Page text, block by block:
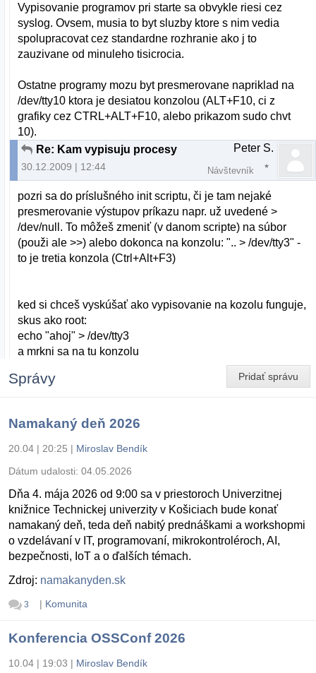
Vypisovanie programov pri starte sa obvykle riesi cez
syslog. Ovsem, musia to byt sluzby ktore s nim vedia
spolupracovat cez standardne rozhranie ako j to
zauzivane od minuleho tisicrocia.
Ostatne programy mozu byt presmerovane napriklad na
/dev/tty10 ktora je desiatou konzolou (ALT+F10, ci z
grafiky cez CTRL+ALT+F10, alebo prikazom sudo chvt
10).
Re: Kam vypisuju procesy
30.12.2009 | 12:44
Peter S.
Návštevník
pozri sa do príslušného init scriptu, či je tam nejaké
presmerovanie výstupov príkazu napr. už uvedené >
/dev/null. To môžeš zmeniť (v danom scripte) na súbor
(použi ale >>) alebo dokonca na konzolu: ".. > /dev/tty3" -
to je tretia konzola (Ctrl+Alt+F3)
ked si chceš vyskúšať ako vypisovanie na kozolu funguje,
skus ako root:
echo "ahoj" > /dev/tty3
a mrkni sa na tu konzolu
Pridať správu
Správy
Namakaný deň 2026
20.04 | 20:25 | Miroslav Bendík
Dátum udalosti: 04.05.2026
Dňa 4. mája 2026 od 9:00 sa v priestoroch Univerzitnej
knižnice Technickej univerzity v Košiciach bude konať
namakaný deň, teda deň nabitý prednáškami a workshopmi
o vzdelávaní v IT, programovaní, mikrokontroléroch, AI,
bezpečnosti, IoT a o ďalších témach.
Zdroj: namakanyden.sk
3 | Komunita
Konferencia OSSConf 2026
10.04 | 19:03 | Miroslav Bendík